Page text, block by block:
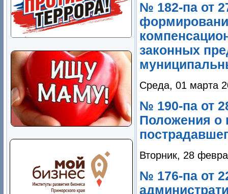
№ 182-па от
законных
Среда, 01 марта
№ 190-па от
Положения о
Вторник, 28
№ 176-па от